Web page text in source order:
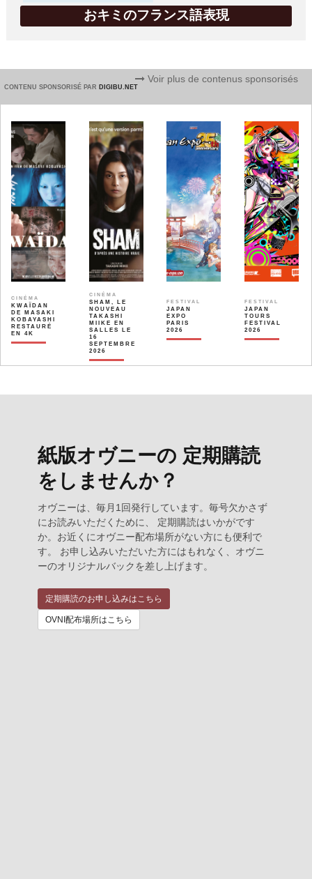
おキミのフランス語表現
CONTENU SPONSORISÉ PAR DIGIBU.NET
Voir plus de contenus sponsorisés
CINÉMA
KWAÏDAN
DE MASAKI
KOBAYASHI
RESTAURÉ
EN 4K
CINÉMA
SHAM, LE
NOUVEAU
TAKASHI
MIIKE EN
SALLES LE
16
SEPTEMBRE
2026
FESTIVAL
JAPAN
EXPO
PARIS
2026
FESTIVAL
JAPAN
TOURS
FESTIVAL
2026
紙版オヴニーの 定期購読
をしませんか？
オヴニーは、毎月1回発行しています。毎号欠かさず
にお読みいただくために、 定期購読はいかがです
か。お近くにオヴニー配布場所がない方にも便利で
す。 お申し込みいただいた方にはもれなく、オヴニ
ーのオリジナルバックを差し上げます。
定期購読のお申し込みはこちら
OVNI配布場所はこちら